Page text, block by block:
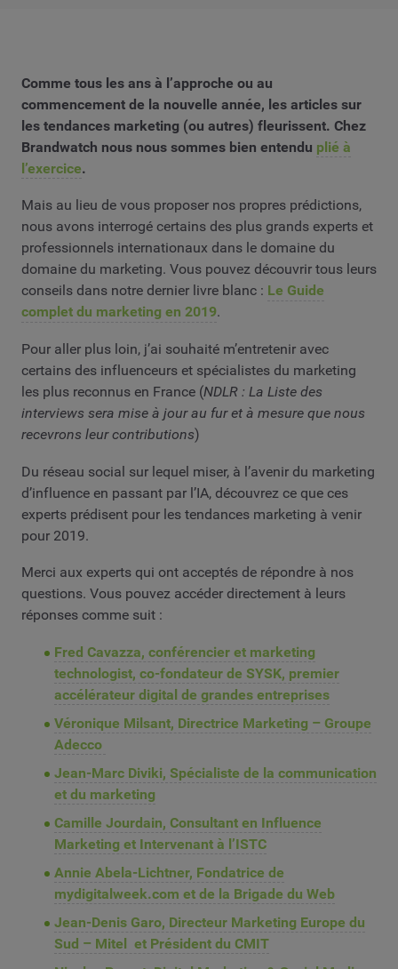
Comme tous les ans à l’approche ou au
commencement de la nouvelle année, les articles sur
les tendances marketing (ou autres) fleurissent. Chez
Brandwatch nous nous sommes bien entendu plié à
l’exercice.
Mais au lieu de vous proposer nos propres prédictions,
nous avons interrogé certains des plus grands experts et
professionnels internationaux dans le domaine du
domaine du marketing. Vous pouvez découvrir tous leurs
conseils dans notre dernier livre blanc : Le Guide
complet du marketing en 2019.
Pour aller plus loin, j’ai souhaité m’entretenir avec
certains des influenceurs et spécialistes du marketing
les plus reconnus en France (NDLR : La Liste des
interviews sera mise à jour au fur et à mesure que nous
recevrons leur contributions)
Du réseau social sur lequel miser, à l’avenir du marketing
d’influence en passant par l’IA, découvrez ce que ces
experts prédisent pour les tendances marketing à venir
pour 2019.
Merci aux experts qui ont acceptés de répondre à nos
questions. Vous pouvez accéder directement à leurs
réponses comme suit :
Fred Cavazza, conférencier et marketing
technologist, co-fondateur de SYSK, premier
accélérateur digital de grandes entreprises
Véronique Milsant, Directrice Marketing – Groupe
Adecco
Jean-Marc Diviki, Spécialiste de la communication
et du marketing
Camille Jourdain, Consultant en Influence
Marketing et Intervenant à l’ISTC
Annie Abela-Lichtner, Fondatrice de
mydigitalweek.com et de la Brigade du Web
Jean-Denis Garo, Directeur Marketing Europe du
Sud – Mitel et Président du CMIT